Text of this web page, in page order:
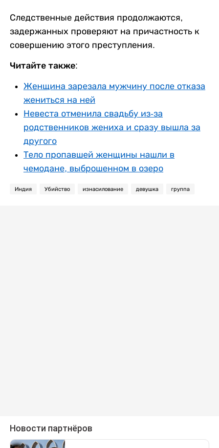
Следственные действия продолжаются,
задержанных проверяют на причастность к
совершению этого преступления.
Читайте также:
Женщина зарезала мужчину после отказа
жениться на ней
Невеста отменила свадьбу из-за
родственников жениха и сразу вышла за
другого
Тело пропавшей женщины нашли в
чемодане, выброшенном в озеро
Индия Убийство изнасилование девушка группа